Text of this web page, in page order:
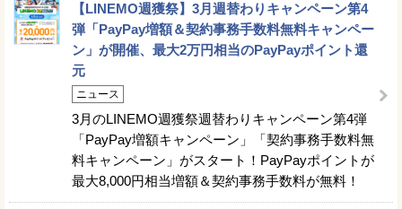
【LINEMO週獲祭】3月週替わりキャンペーン第4
弾「PayPay増額＆契約事務手数料無料キャンペー
ン」が開催、最大2万円相当のPayPayポイント還
元
ニュース
3月のLINEMO週獲祭週替わりキャンペーン第4弾
「PayPay増額キャンペーン」「契約事務手数料無
料キャンペーン」がスタート！PayPayポイントが
最大8,000円相当増額＆契約事務手数料が無料！